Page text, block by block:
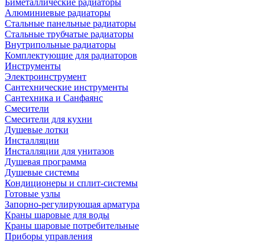
Биметаллические радиаторы
Алюминиевые радиаторы
Стальные панельные радиаторы
Стальные трубчатые радиаторы
Внутрипольные радиаторы
Комплектующие для радиаторов
Инструменты
Электроинструмент
Сантехнические инструменты
Сантехника и Санфаянс
Смесители
Смесители для кухни
Душевые лотки
Инсталляции
Инсталляции для унитазов
Душевая программа
Душевые системы
Кондиционеры и сплит-системы
Готовые узлы
Запорно-регулирующая арматура
Краны шаровые для воды
Краны шаровые потребительные
Приборы управления